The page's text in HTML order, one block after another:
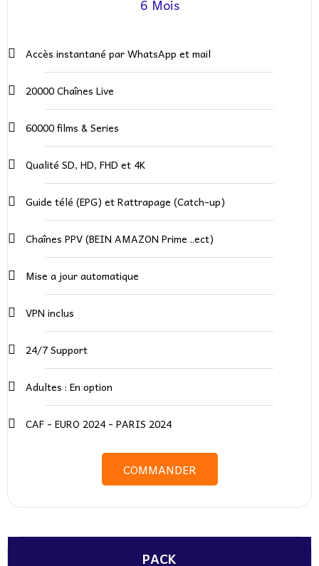
6 Mois
Accès instantané par WhatsApp et mail
20000 Chaînes Live
60000 films & Series
Qualité SD, HD, FHD et 4K
Guide télé (EPG) et Rattrapage (Catch-up)
Chaînes PPV (BEIN AMAZON Prime ..ect)
Mise a jour automatique
VPN inclus
24/7 Support
Adultes : En option​
CAF - EURO 2024 - PARIS 2024
COMMANDER
PACK